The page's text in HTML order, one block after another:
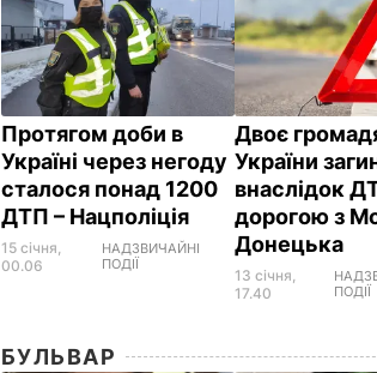
Протягом доби в
Україні через негоду
сталося понад 1200
ДТП – Нацполіція
15 січня,
00.06
НАДЗВИЧАЙНІ
ПОДІЇ
Двоє
України
внаслідок
дорогою з
Донецька
13 січня,
17.40
ПОДІЇ
БУЛЬВАР